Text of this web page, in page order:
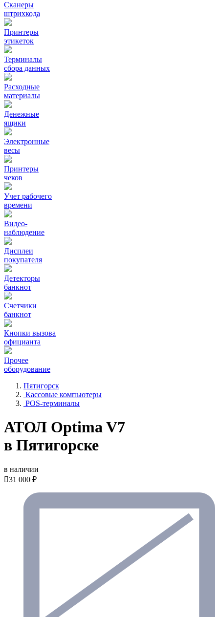
Сканеры
штрихкода
Принтеры
этикеток
Терминалы
сбора данных
Расходные
материалы
Денежные
ящики
Электронные
весы
Принтеры
чеков
Учет рабочего
времени
Видео‑
наблюдение
Дисплеи
покупателя
Детекторы
банкнот
Счетчики
банкнот
Кнопки вызова
официанта
Прочее
оборудование
Пятигорск
Кассовые компьютеры
POS-терминалы
АТОЛ Optima V7
в Пятигорске
в наличии
31 000 ₽